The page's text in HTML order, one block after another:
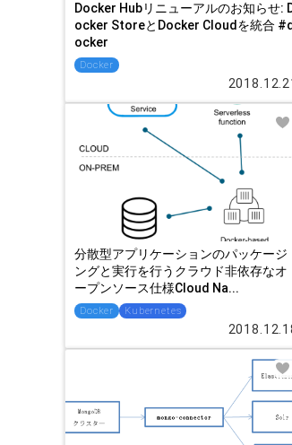
Docker Hubリニューアルのお知らせ:
ocker StoreとDocker Cloudを統合 #d
ocker
Docker
分散型アプリケーションのパッケージ
ングと実行を行うクラウド非依存なオ
ープンソース仕様Cloud Na...
Docker Kubernetes